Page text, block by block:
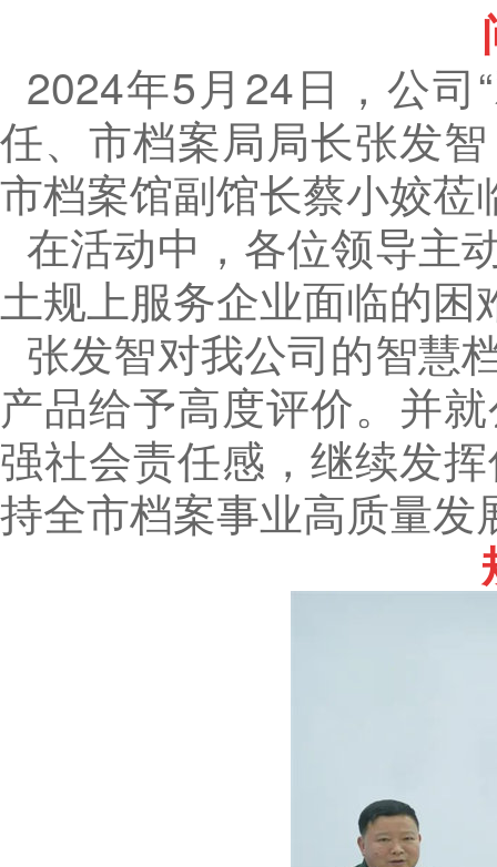
2024年5月24日，公司
任、市档案局局长张发
市档案馆副馆长蔡小姣
在活动中，各位领导主
土规上服务企业面临的
张发智对我公司的智慧
产品给予高度评价。并
强社会责任感，继续发
持全市档案事业高质量